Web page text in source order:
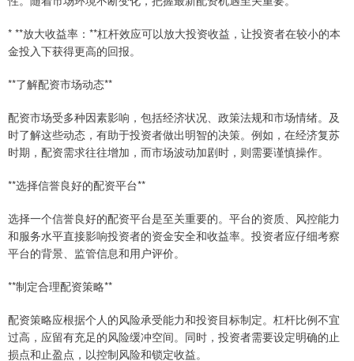
* **放大收益率：**杠杆效应可以放大投资收益，让投资者在较小的本
金投入下获得更高的回报。
**了解配资市场动态**
配资市场受多种因素影响，包括经济状况、政策法规和市场情绪。及
时了解这些动态，有助于投资者做出明智的决策。例如，在经济复苏
时期，配资需求往往增加，而市场波动加剧时，则需要谨慎操作。
**选择信誉良好的配资平台**
选择一个信誉良好的配资平台是至关重要的。平台的资质、风控能力
和服务水平直接影响投资者的资金安全和收益率。投资者应仔细考察
平台的背景、监管信息和用户评价。
**制定合理配资策略**
配资策略应根据个人的风险承受能力和投资目标制定。杠杆比例不宜
过高，应留有充足的风险缓冲空间。同时，投资者需要设定明确的止
损点和止盈点，以控制风险和锁定收益。